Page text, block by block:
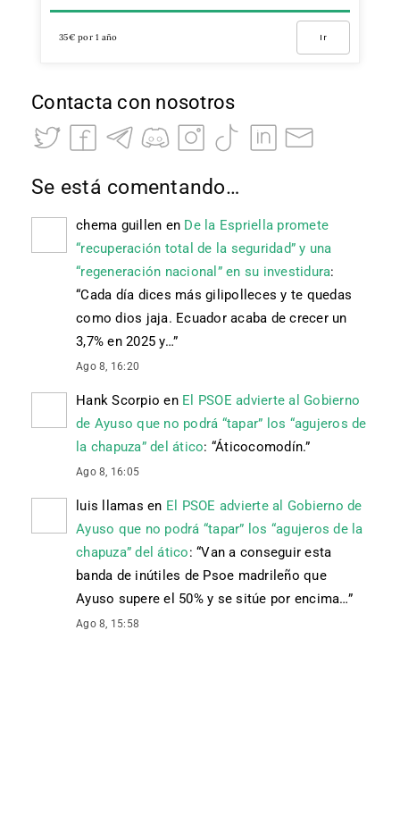
35€ por 1 año Ir
Contacta con nosotros
Se está comentando…
chema guillen en De la Espriella promete
“recuperación total de la seguridad” y una
“regeneración nacional” en su investidura:
“Cada día dices más gilipolleces y te quedas
como dios jaja. Ecuador acaba de crecer un
3,7% en 2025 y…”
Ago 8, 16:20
Hank Scorpio en El PSOE advierte al Gobierno
de Ayuso que no podrá “tapar” los “agujeros de
la chapuza” del ático: “Áticocomodín.”
Ago 8, 16:05
luis llamas en El PSOE advierte al Gobierno de
Ayuso que no podrá “tapar” los “agujeros de la
chapuza” del ático: “Van a conseguir esta
banda de inútiles de Psoe madrileño que
Ayuso supere el 50% y se sitúe por encima…”
Ago 8, 15:58